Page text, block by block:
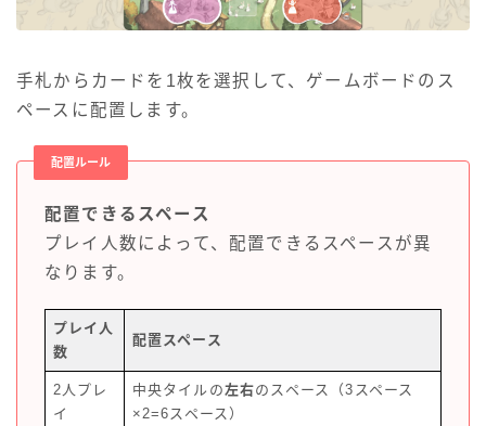
手札からカードを1枚を選択して、ゲームボードのス
ペースに配置します。
配置ルール
配置できるスペース
プレイ人数によって、配置できるスペースが異
なります。
プレイ人
数
配置スペース
2人プレ
イ
中央タイルの左右のスペース（3スペース
×2=6スペース）